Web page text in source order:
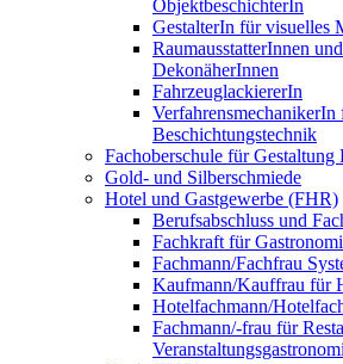
ObjektbeschichterIn
GestalterIn für visuelles
RaumausstatterInnen
DekonäherInnen
FahrzeuglackiererIn
VerfahrensmechanikerIn
Beschichtungstechnik
Fachoberschule für Gestaltung
Gold- und Silberschmiede
Hotel und Gastgewerbe (FHR)
Berufsabschluss und
Fachkraft für
Fachmann/Fachfrau
Kaufmann/Kauffrau für
Hotelfachmann/
Fachmann/-frau für